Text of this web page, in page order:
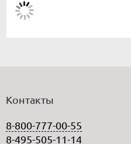
Контакты
8-800-777-00-55
8-495-505-11-14